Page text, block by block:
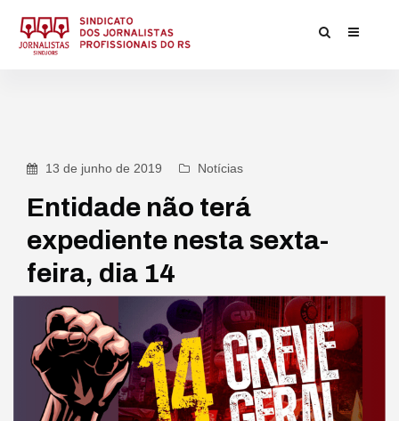
13 de junho de 2019 Notícias
Entidade não terá
expediente nesta sexta-
feira, dia 14